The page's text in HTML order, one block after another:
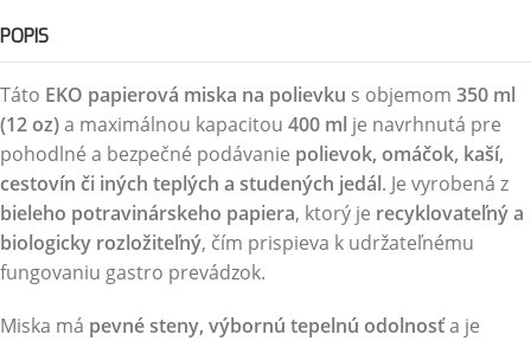
POPIS
Táto EKO papierová miska na polievku s objemom 350 ml
(12 oz)a maximálnou kapacitou 400 ml je navrhnutá pre
pohodlné a bezpečné podávanie polievok, omáčok, kaší,
cestovín či iných teplých a studených jedál. Je vyrobená z
bieleho potravinárskeho papiera, ktorý je recyklovateľný a
biologicky rozložiteľný, čím prispieva k udržateľnému
fungovaniu gastro prevádzok.
Miska má pevné steny, výbornú tepelnú odolnosťa je